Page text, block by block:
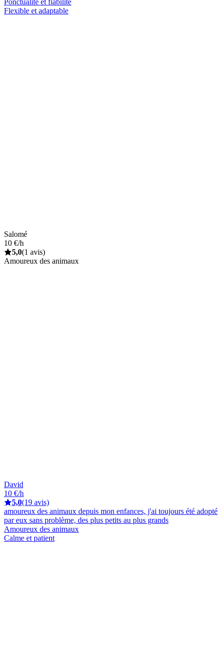
Flexible et adaptable
Salomé
10 €/h
5,0(1 avis)
Amoureux des animaux
David
10 €/h
5,0(19 avis)
amoureux des animaux depuis mon enfances, j'ai toujours été adopté
par eux sans problème, des plus petits au plus grands
Amoureux des animaux
Calme et patient